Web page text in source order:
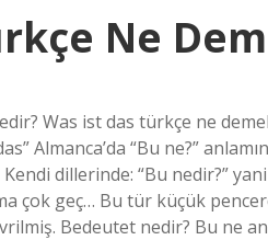
Ne
Was ist das türkçe ne
Almanca’da “Bu ne?”
dillerinde: “Bu nedir?”
çok geç… Bu tür küçük
Bedeutet nedir? Bu ne